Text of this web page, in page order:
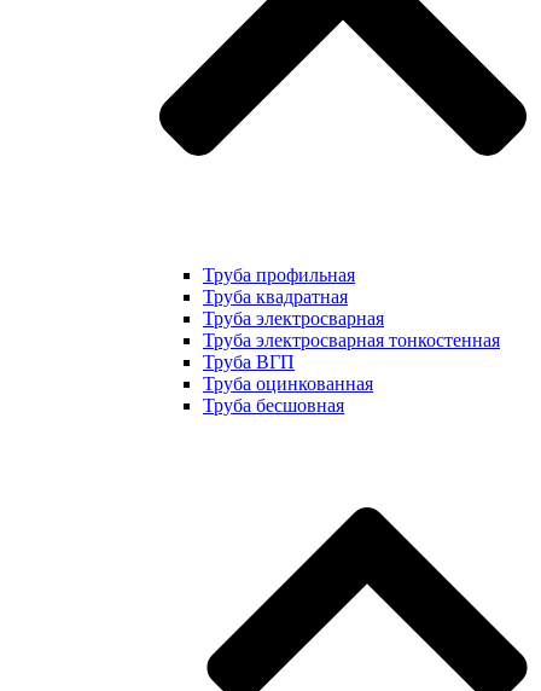
Труба профильная
Труба квадратная
Труба электросварная
Труба электросварная тонкостенная
Труба ВГП
Труба оцинкованная
Труба бесшовная